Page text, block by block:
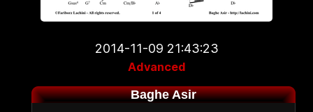
2014-11-09 21:43:23
Advanced
Baghe Asir